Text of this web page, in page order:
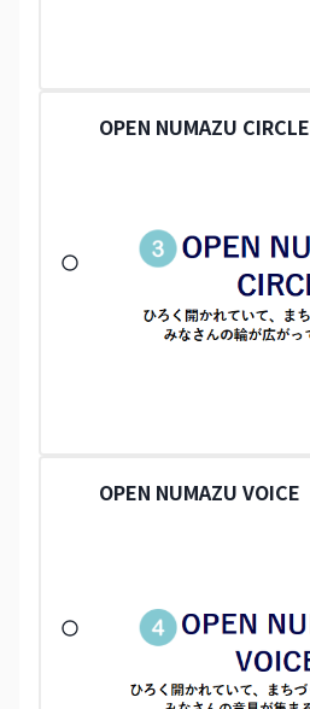
OPEN NUMAZU CIRCLE
OPEN NUMAZU VOICE